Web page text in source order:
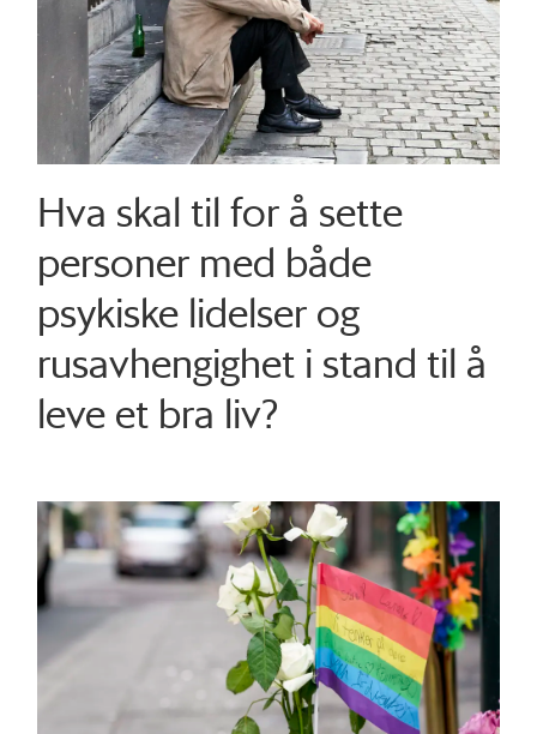
Hva skal til for å sette
personer med både
psykiske lidelser og
rusavhengighet i stand til å
leve et bra liv?